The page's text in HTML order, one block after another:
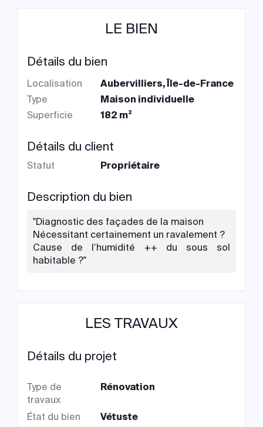
LE BIEN
Détails du bien
Localisation
Aubervilliers, Île-de-France
Type
Maison individuelle
Superficie
182 m²
Détails du client
Statut Propriétaire
Description du bien
"Diagnostic des façades de la maison
Nécessitant certainement un ravalement ?
Cause de l’humidité ++ du sous sol
habitable ?"
LES TRAVAUX
Détails du projet
Type de
travaux
Rénovation
État du bien
Vétuste